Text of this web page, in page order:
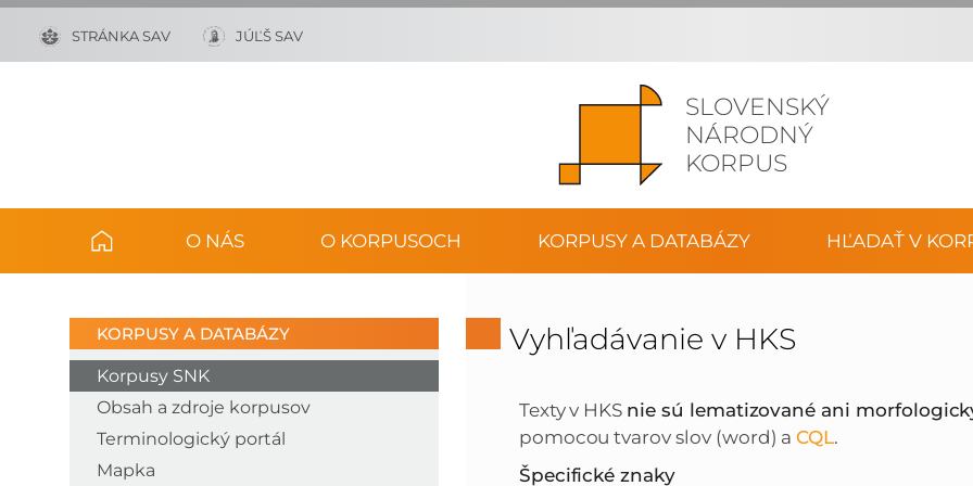
SLOVENSKÝ
NÁRODNÝ
KORPUS
STRÁNKA SAV JÚĽŠ SAV
O NÁS O KORPUSOCH KORPUSY A DATABÁZY HĽADAŤ V
KORPUSY A DATABÁZY
Korpusy SNK
Obsah a zdroje korpusov
Terminologický portál
Mapka
Vyhľadávanie v HKS
Texty v HKS nie sú lematizované ani
pomocou tvarov slov (word) aCQL.
Špecifické znaky